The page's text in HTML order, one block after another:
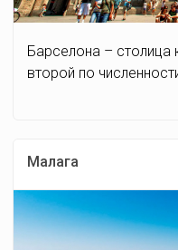
Барселона – столица
второй по
Малага